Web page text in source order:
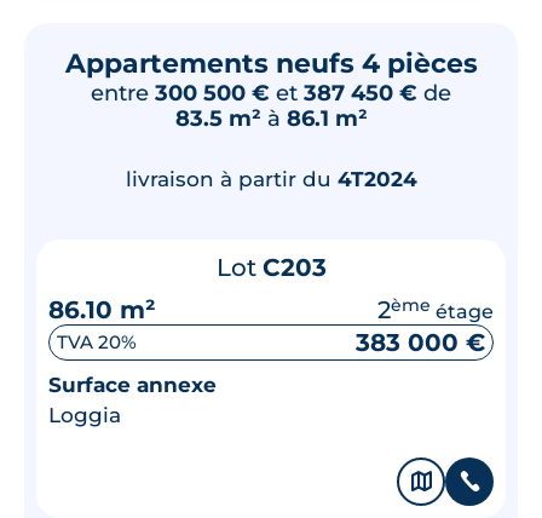
Appartements neufs 4 pièces
entre 300 500 € et 387 450 € de
83.5 m² à 86.1 m²
livraison à partir du 4T2024
Lot C203
86.10 m²
2ème étage
TVA 20% 383 000 €
Surface annexe
Loggia
🗞 📞